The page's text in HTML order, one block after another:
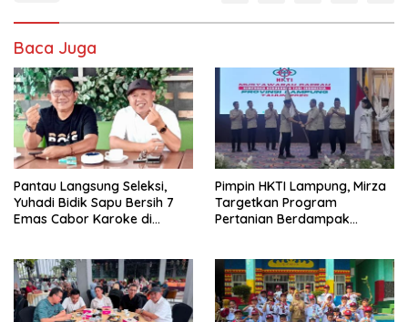
Baca Juga
Pantau Langsung Seleksi,
Yuhadi Bidik Sapu Bersih 7
Emas Cabor Karoke di
Pimpin HKTI Lampung, Mirza
Targetkan Program
Pertanian Berdampak